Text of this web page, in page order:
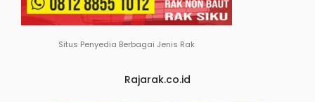
Situs Penyedia Berbagai Jenis Rak
Rajarak.co.id